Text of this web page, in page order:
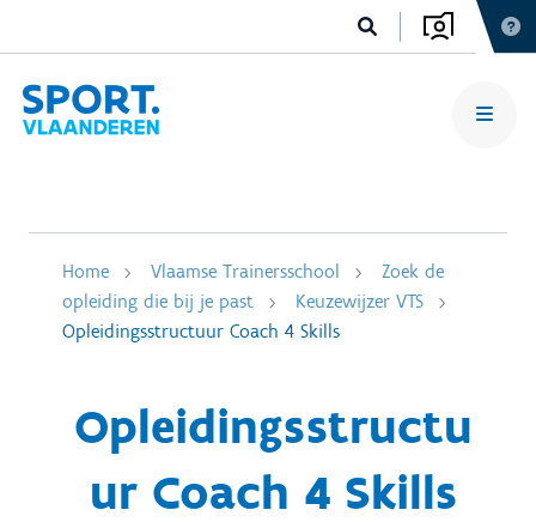
Home Vlaamse Trainersschool
Zoek de
opleiding die bij je past
Keuzewijzer VTS
Opleidingsstructuur Coach 4 Skills
Opleidingsstructu
ur Coach 4 Skills